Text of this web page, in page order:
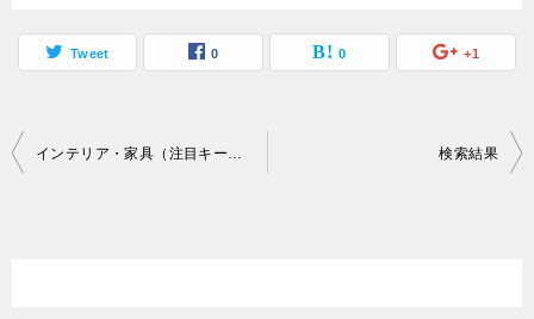
Tweet 0 0 +1
投
インテリア・家具（注目キーワード） 検索結果